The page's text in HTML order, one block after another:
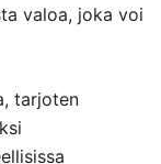
valoa, joka voi
tarjoten